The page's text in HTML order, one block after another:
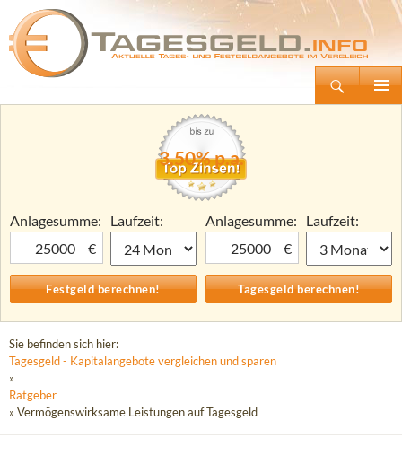
Tagesgeld.info – Tagesgeldkonten vergleichen und Tagesgeld-Zinsen berechnen
Zum
3,50% p.a.
Anlagesumme:
€
Laufzeit:
Anlagesumme:
€
Laufzeit:
Sie befinden sich hier:
Tagesgeld - Kapitalangebote vergleichen und sparen
»
Ratgeber
» Vermögenswirksame Leistungen auf Tagesgeld